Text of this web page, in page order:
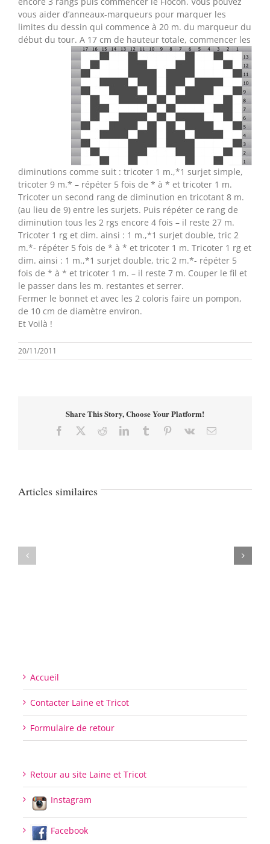
vous aider d’anneaux-marqueurs pour marquer les
limites du dessin qui commence à 20 m. du marqueur du
début du tour. A 17 cm de hauteur totale, commencer les
diminutions comme suit : tricoter 1 m.,*1 surjet simple,
tricoter 9 m.* – répéter 5 fois de * à * et tricoter 1 m.
Tricoter un second rang de diminution en tricotant 8 m.
(au lieu de 9) entre les surjets. Puis répéter ce rang de
diminution tous les 2 rgs encore 4 fois – il reste 27 m.
Tricoter 1 rg et dim. ainsi : 1 m.,*1 surjet double, tric 2
m.*- répéter 5 fois de * à * et tricoter 1 m. Tricoter 1 rg et
dim. ainsi : 1 m.,*1 surjet double, tric 2 m.*- répéter 5
fois de * à * et tricoter 1 m. – il reste 7 m. Couper le fil et
le passer dans les m. restantes et serrer.
Fermer le bonnet et avec les 2 coloris faire un pompon,
de 10 cm de diamètre environ.
Et Voilà !
20/11/2011
Share This Story, Choose Your Platform!
Facebook RedditLinkedInTumblr Pinterest
Vk Email
Articles similaires
Accueil
Contacter Laine et Tricot
Formulaire de retour
Retour au site Laine et Tricot
Instagram
Facebook